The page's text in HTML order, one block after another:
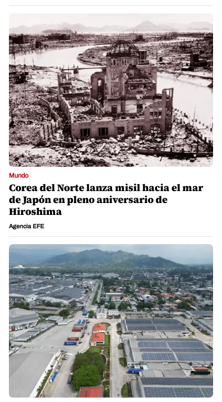
Mundo
Corea del Norte lanza misil hacia el mar
de Japón en pleno aniversario de
Hiroshima
Agencia EFE